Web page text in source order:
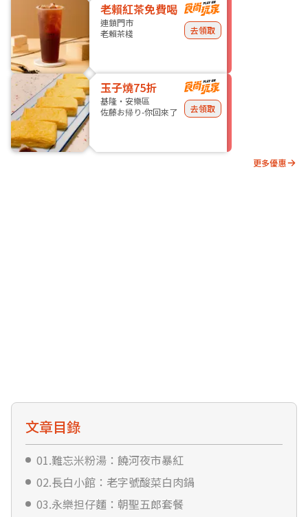
老賴紅茶免費喝
連鎖門市
老賴茶棧
去領取
玉子燒75折
基隆・安樂區
佐藤お帰り-你回來了
去領取
更多優惠
文章目錄
01.難忘米粉湯：饒河夜市暴紅
02.長白小館：老字號酸菜白肉鍋
03.永樂担仔麵：朝聖五郎套餐